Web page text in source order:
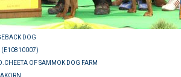
DOG
(E10810007)
OF SAMMOK DOG FARM